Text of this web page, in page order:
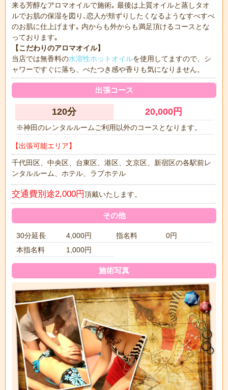
来る芳醇なアロマオイルで施術｡ 最後は上質オイルと蒸しタオ
ルでお肌の保湿を図り､恋人が頬ずりしたくなるようなすべすべ
のお肌に仕上げます｡ 内からも外からも満足頂けるコースとな
っております｡
【こだわりのアロマオイル】
当店では無香料の水溶性ホットオイルを使用してますので、シ
ャワーですぐに落ち、べたつき感や香りも気になりません。
出張コース
120分 20,000円
※神田のレンタルルームご利用以外のコースとなります。
【出張可能エリア】
千代田区、中央区、台東区、港区、文京区、新宿区の各駅前レ
ンタルルーム、ホテル、ラブホテル
交通費別途2,000円頂戴いたします。
その他
30分延長 4,000円 指名料
0円
本指名料
1,000円
施術写真